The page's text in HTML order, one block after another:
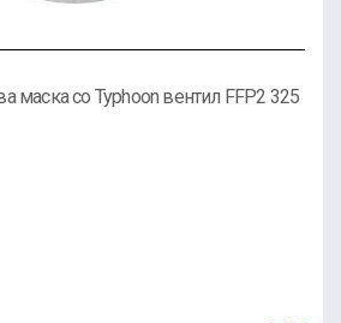
маска со Typhoon вентил FFP2 325